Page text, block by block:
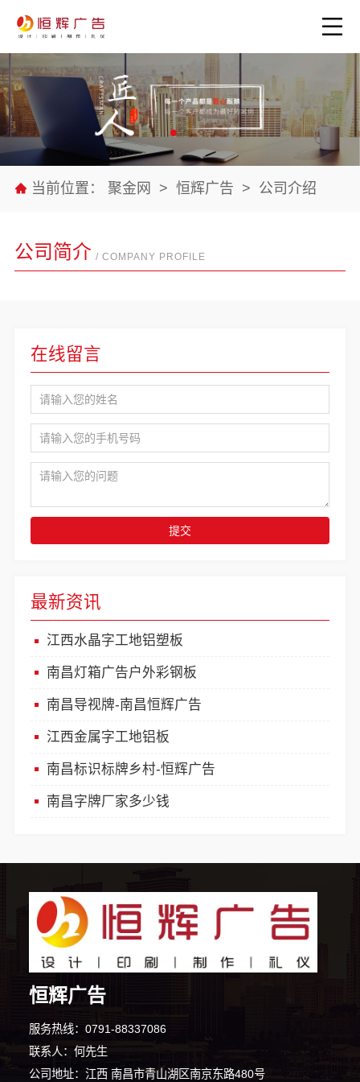
当前位置： 聚金网 > 恒辉广告 > 公司介绍
公司简介 / COMPANY PROFILE
最新资讯
江西水晶字工地铝塑板
南昌灯箱广告户外彩钢板
南昌导视牌-南昌恒辉广告
江西金属字工地铝板
南昌标识标牌乡村-恒辉广告
南昌字牌厂家多少钱
在线留言
提交
恒辉广告
服务热线：0791-88337086
联系人：何先生
公司地址：江西 南昌市青山湖区南京东路480号
4分钟前 卢先生 正在咨询
9分钟前 朱先生 正在咨询
5分钟前 潘女士 正在咨询